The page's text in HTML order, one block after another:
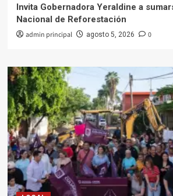
Invita Gobernadora Yeraldine a
Nacional de Reforestación
admin principal agosto 5, 2026 0